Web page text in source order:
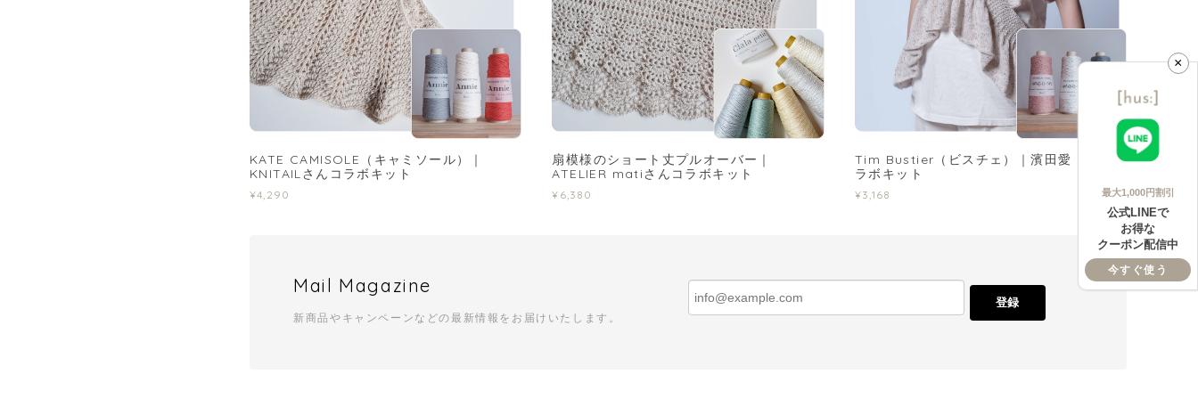
KATE CAMISOLE（キャミソール）｜
KNITAILさんコラボキット
¥4,290
扇模様のショート丈プルオーバー｜
ATELIER matiさんコラボキット
¥6,380
Tim Bustier（ビスチェ）｜濱田愛 さんコ
ラボキット
¥3,168
Mail Magazine
新商品やキャンペーンなどの最新情報をお届けいたします。
登録
×
最大1,000円割引
公式LINEで
お得な
クーポン配信中
今すぐ使う